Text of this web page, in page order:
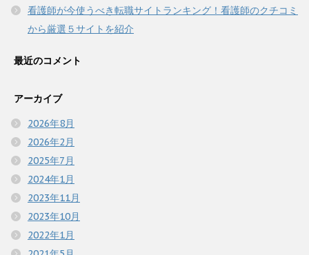
看護師が今使うべき転職サイトランキング！看護師のクチコミ
から厳選５サイトを紹介
最近のコメント
アーカイブ
2026年8月
2026年2月
2025年7月
2024年1月
2023年11月
2023年10月
2022年1月